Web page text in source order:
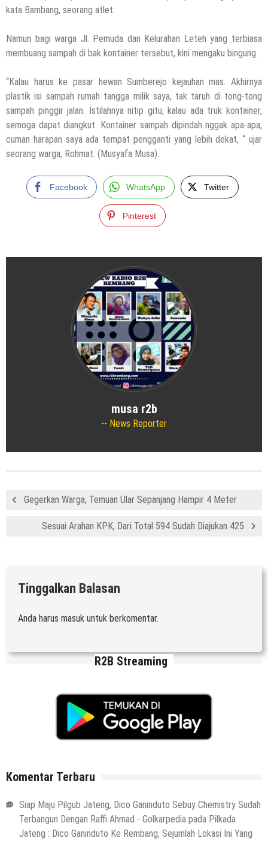
kata Bambang, seorang atlet.
Namun bagi warga Jl. Pemuda dan Kelurahan Leteh yang terbiasa
membuang sampah di bak kontainer tersebut, kini mengaku bingung.
“Kalau harus ke pasar hewan Sumberejo kejauhan mas. Akhirnya
plastik isi sampah rumah tangga milik saya, tak taruh di tong-tong
sampah pinggir jalan. Istilahnya nitip gitu, kalau ada truk kontainer,
semoga dapat diangkut. Kontainer sampah dipindah nggak apa-apa,
cuman harapan saya ada tempat pengganti yang lebih dekat, “ ujar
seorang warga, Rohmat. (Musyafa Musa).
Facebook WhatsApp Twitter
Pinterest
musa r2b
News Reporter
Gegerkan Warga, Temuan Ular Sepanjang Hampir 4 Meter
Sesuai Arahan KPK, Dari Total 594 Sudah Diajukan 425
Tinggalkan Balasan
Anda harus masuk untuk berkomentar.
R2B Streaming
Komentar Terbaru
Siap Maju Pilgub Jateng, Dico Ganinduto Sebuy Chemistry Sudah
Terbangun Dengan Raffi Ahmad - Golkarpedia pada Pilkada
Jateng : Dico Ganinduto Ke Rembang, Sejumlah Lokasi Ini Yang